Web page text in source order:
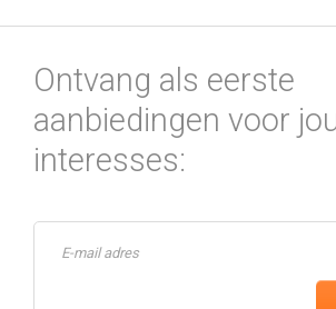
Ontvang als eerste
aanbiedingen voor
interesses: